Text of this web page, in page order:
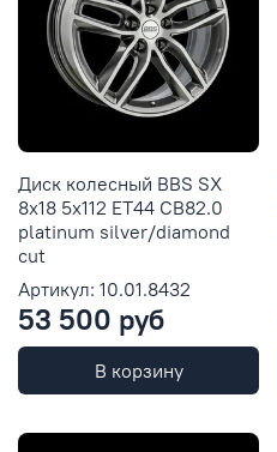
Диск колесный BBS SX
8x18 5x112 ET44 CB82.0
platinum silver/diamond
cut
Артикул: 10.01.8432
53 500 руб
В корзину